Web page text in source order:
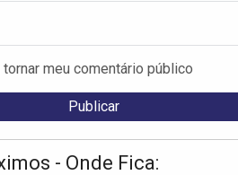
meu comentário público
- Onde Fica: